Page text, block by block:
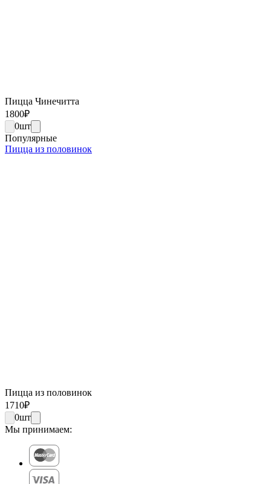
Пицца Чинечитта
1800₽
0шт
Популярные
Пицца из половинок
Пицца из половинок
1710₽
0шт
Мы принимаем: